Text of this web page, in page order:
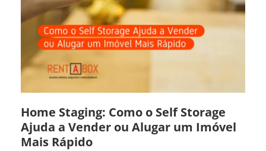
Home Staging: Como o Self Storage
Ajuda a Vender ou Alugar um Imóvel
Mais Rápido